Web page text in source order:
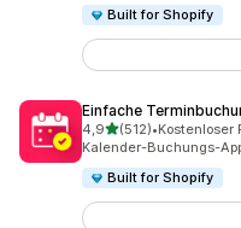
Built for Shopify
Einfache
4,9von 5 Sternen
(512)
512 Rezensionen
•Kostenloser
Kalender-Buchungs-
Built for Shopify